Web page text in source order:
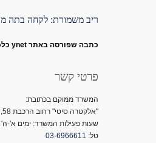
ריב משמורת: לקחה בתה
כתבה שפורסה באתר ynet כלכלה ביום 13.05.2014.
פרטי קשר
המשרד ממוקם בכתובת:
"אלקטרה סיטי" רחוב הרכבת 58, תל אביב, 6777016
שעות פעילות המשרד: ימים א'-ה' 08:00 -
טל: 03-6966611